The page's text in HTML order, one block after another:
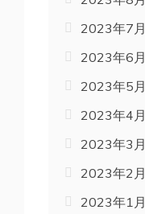
2023年7月
2023年6月
2023年5月
2023年4月
2023年3月
2023年2月
2023年1月